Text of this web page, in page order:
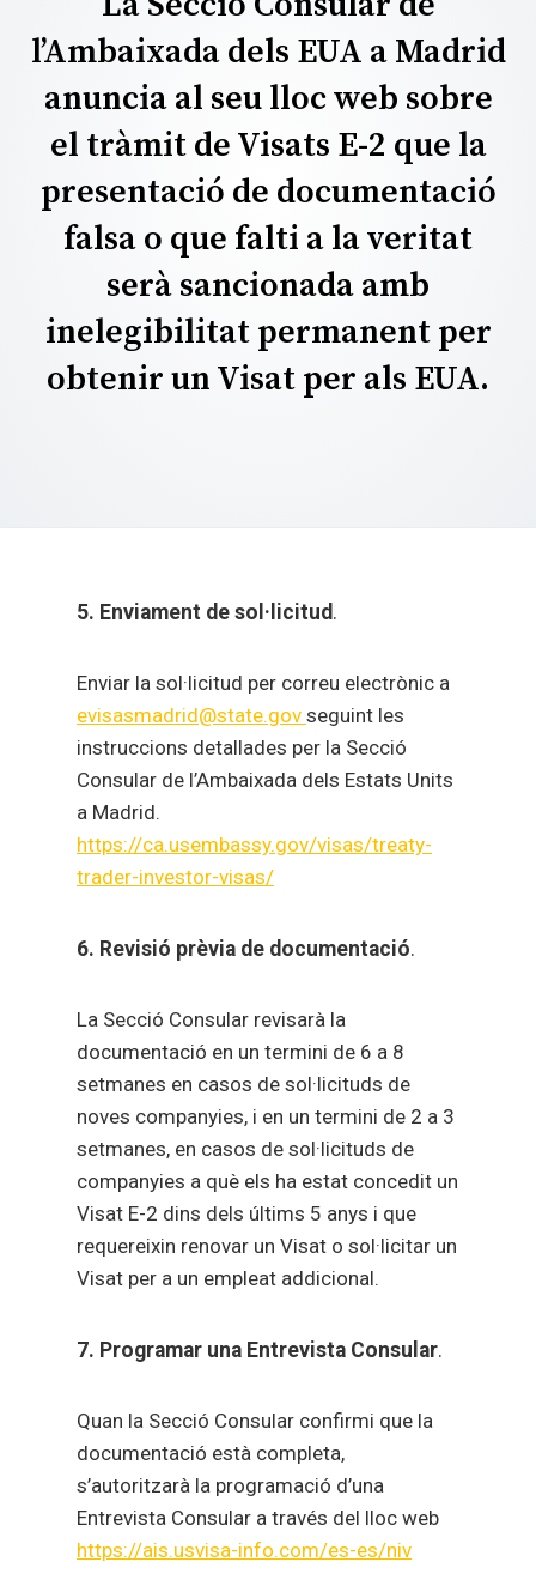
l’Ambaixada dels EUA a Madrid
anuncia al seu lloc web sobre
el tràmit de Visats E-2 que la
presentació de documentació
falsa o que falti a la veritat
serà sancionada amb
inelegibilitat permanent per
obtenir un Visat per als EUA.
5. Enviament de sol·licitud.
Enviar la sol·licitud per correu electrònic a
evisasmadrid@state.gov seguint les
instruccions detallades per la Secció
Consular de l’Ambaixada dels Estats Units
a Madrid.
https://ca.usembassy.gov/visas/treaty-
trader-investor-visas/
6. Revisió prèvia de documentació.
La Secció Consular revisarà la
documentació en un termini de 6 a 8
setmanes en casos de sol·licituds de
noves companyies, i en un termini de 2 a 3
setmanes, en casos de sol·licituds de
companyies a què els ha estat concedit un
Visat E-2 dins dels últims 5 anys i que
requereixin renovar un Visat o sol·licitar un
Visat per a un empleat addicional.
7. Programar una Entrevista Consular.
Quan la Secció Consular confirmi que la
documentació està completa,
s’autoritzarà la programació d’una
Entrevista Consular a través del lloc web
https://ais.usvisa-info.com/es-es/niv